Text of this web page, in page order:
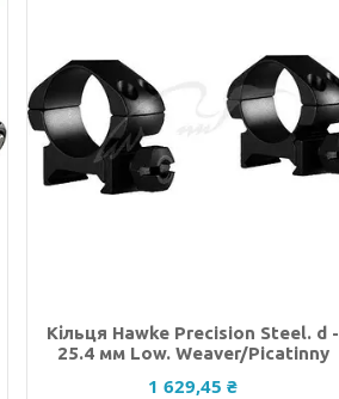
Кільця Hawke Precision Steel. d -
25.4 мм Low. Weaver/Picatinny
1 629,45 ₴